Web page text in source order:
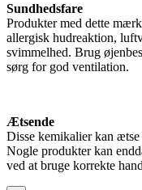
Sundhedsfare
Produkter med dette
allergisk hudreaktion,
svimmelhed. Brug
sørg for god ventilation.
Ætsende
Disse kemikalier kan
Nogle produkter kan
ved at bruge korrekte